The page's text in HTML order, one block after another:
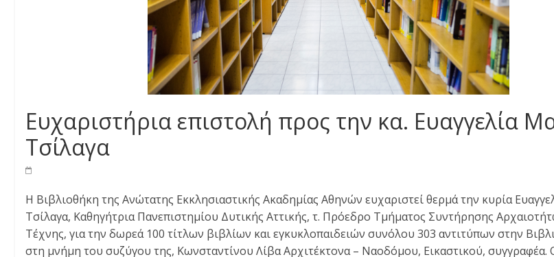
Ευχαριστήρια επιστολή προς την κα. Ευαγγελία
Τσίλαγα
Η Βιβλιοθήκη της Ανώτατης Εκκλησιαστικής Ακαδημίας Αθηνών ευχαριστεί θερμά την κυρία
Τσίλαγα, Καθηγήτρια Πανεπιστημίου Δυτικής Αττικής, τ. Πρόεδρο Τμήματος Συντήρησης
Τέχνης, για την δωρεά 100 τίτλων βιβλίων και εγκυκλοπαιδειών συνόλου 303 αντιτύπων στην
στη μνήμη του συζύγου της, Κωνσταντίνου Λίβα Αρχιτέκτονα – Ναοδόμου, Εικαστικού, συγγραφέα.